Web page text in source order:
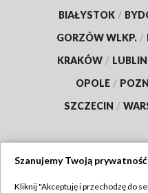
BIAŁYSTOK /
GORZÓW WLKP. /
KRAKÓW / LUBLIN
OPOLE /
SZCZECIN /
Szanujemy Twoją prywatność
Kliknij "Akceptuję i przechodzę do